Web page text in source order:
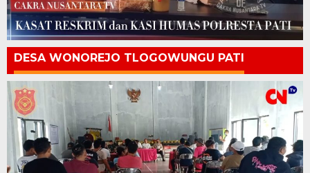
DESA WONOREJO TLOGOWUNGU PATI